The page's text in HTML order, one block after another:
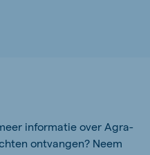
informatie over Agra-
ontvangen? Neem